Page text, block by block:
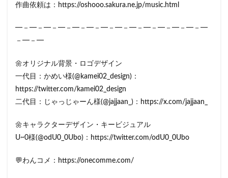
作曲依頼は：https://oshooo.sakura.ne.jp/music.html
━－━－━－━－━－━－━－━－━－━－━－━－━－━
－━－━
🌼オリジナル背景・ロゴデザイン
一代目：かめい様(@kamei02_design)：
https://twitter.com/kamei02_design
二代目：じゃっじゃーん様(@jajjaan_)：https://x.com/jajjaan_
🌼キャラクターデザイン・キービジュアル
U~0様(@odU0_0Ubo)：https://twitter.com/odU0_0Ubo
💬わんコメ：https://onecomme.com/